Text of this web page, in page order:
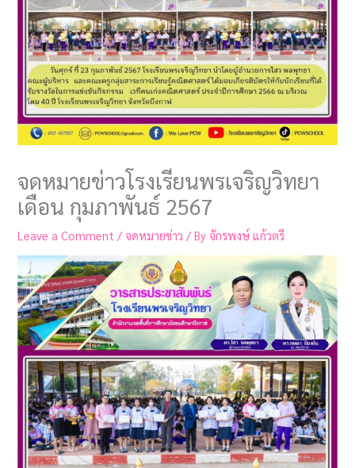
จดหมายข่าวโรงเรียนพรเจริญวิทยา
เดือน กุมภาพันธ์ 2567
Leave a Comment / จดหมายข่าว / By จักรพงษ์ แก้วตรี